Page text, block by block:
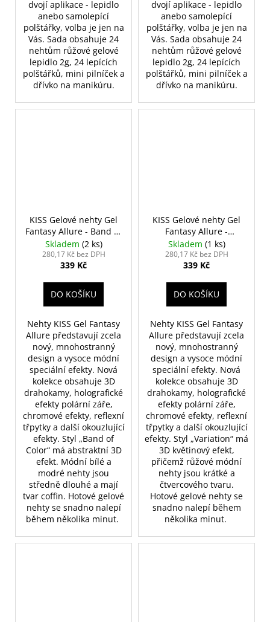
dvojí aplikace - lepidlo
anebo samolepící
polštářky, volba je jen na
Vás. Sada obsahuje 24
nehtům růžové gelové
lepidlo 2g, 24 lepících
polštářků, mini pilníček a
dřívko na manikúru.
dvojí aplikace - lepidlo
anebo samolepící
polštářky, volba je jen na
Vás. Sada obsahuje 24
nehtům růžové gelové
lepidlo 2g, 24 lepících
polštářků, mini pilníček a
dřívko na manikúru.
KISS Gelové nehty Gel
Fantasy Allure - Band of
Color
Skladem (2 ks)
280,17 Kč bez DPH
339 Kč
DO KOŠÍKU
Nehty KISS Gel Fantasy
Allure představují zcela
nový, mnohostranný
design a vysoce módní
speciální efekty. Nová
kolekce obsahuje 3D
drahokamy, holografické
efekty polární záře,
chromové efekty, reflexní
třpytky a další okouzlující
efekty. Styl „Band of
Color“ má abstraktní 3D
efekt. Módní bílé a
modré nehty jsou
středně dlouhé a mají
tvar coffin. Hotové gelové
nehty se snadno nalepí
během několika minut.
KISS Gelové nehty Gel
Fantasy Allure -
Variation
Skladem (1 ks)
280,17 Kč bez DPH
339 Kč
DO KOŠÍKU
Nehty KISS Gel Fantasy
Allure představují zcela
nový, mnohostranný
design a vysoce módní
speciální efekty. Nová
kolekce obsahuje 3D
drahokamy, holografické
efekty polární záře,
chromové efekty, reflexní
třpytky a další okouzlující
efekty. Styl „Variation“ má
3D květinový efekt,
přičemž růžové módní
nehty jsou krátké a
čtvercového tvaru.
Hotové gelové nehty se
snadno nalepí během
několika minut.